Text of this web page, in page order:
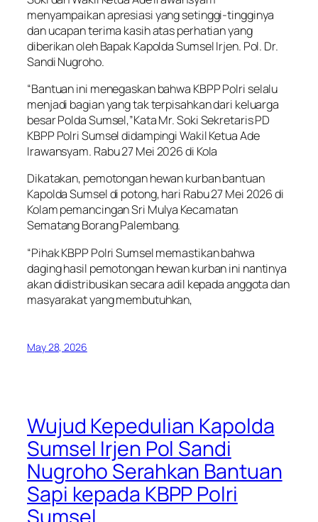
menyampaikan apresiasi yang setinggi-tingginya
dan ucapan terima kasih atas perhatian yang
diberikan oleh Bapak Kapolda Sumsel Irjen. Pol. Dr.
Sandi Nugroho.
“Bantuan ini menegaskan bahwa KBPP Polri selalu
menjadi bagian yang tak terpisahkan dari keluarga
besar Polda Sumsel,”Kata Mr. Soki Sekretaris PD
KBPP Polri Sumsel didampingi Wakil Ketua Ade
Irawansyam. Rabu 27 Mei 2026 di Kola
Dikatakan, pemotongan hewan kurban bantuan
Kapolda Sumsel di potong, hari Rabu 27 Mei 2026 di
Kolam pemancingan Sri Mulya Kecamatan
Sematang Borang Palembang.
“Pihak KBPP Polri Sumsel memastikan bahwa
daging hasil pemotongan hewan kurban ini nantinya
akan didistribusikan secara adil kepada anggota dan
masyarakat yang membutuhkan,
May 28, 2026
Wujud Kepedulian Kapolda
Sumsel Irjen Pol Sandi
Nugroho Serahkan Bantuan
Sapi kepada KBPP Polri